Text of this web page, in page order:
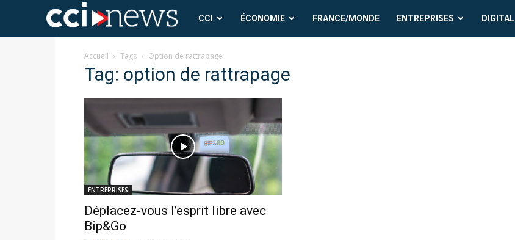
CCI
News
CCI ÉCONOMIE FRANCE/MONDE ENTREPRISES DIGITAL
Accueil Tags Option de rattrapage
Tag: option de rattrapage
ENTREPRISES
Déplacez-vous l’esprit libre avec
Bip&Go